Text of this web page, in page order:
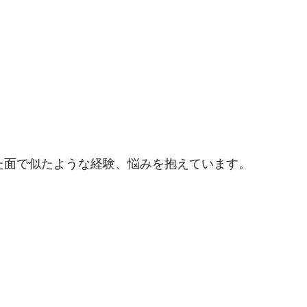
で似たような経験、悩みを抱えています。